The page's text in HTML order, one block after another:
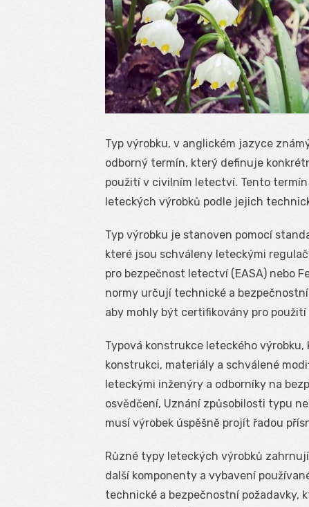
Typ výrobku, v anglickém jazyce
odborný termín, který definuje
použití v civilním letectví. Tento
leteckých výrobků podle jejich
Typ výrobku je stanoven pomocí
které jsou schváleny leteckými
pro bezpečnost letectví (EASA) nebo
normy určují technické a
aby mohly být certifikovány pro
Typová konstrukce leteckého
konstrukci, materiály a schválené
leteckými inženýry a odborníky na
osvědčení, Uznání způsobilosti typu
musí výrobek úspěšně projít řadou
Různé typy leteckých výrobků
další komponenty a vybavení
technické a bezpečnostní požadavky,